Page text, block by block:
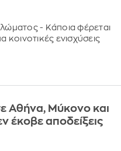
- Κάποια φέρεται
κοινοτικές ενισχύσεις
Αθήνα, Μύκονο και
έκοβε αποδείξεις